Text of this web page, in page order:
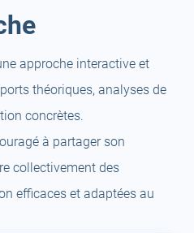
approche interactive et
théoriques, analyses de
concrètes.
à partager son
collectivement des
efficaces et adaptées au